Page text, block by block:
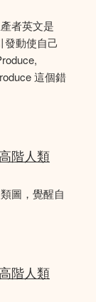
者英文是
發動使自己
這個錯
階人類
圖，覺醒自
階人類